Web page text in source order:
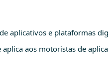
aplicativos e plataformas
aos motoristas de